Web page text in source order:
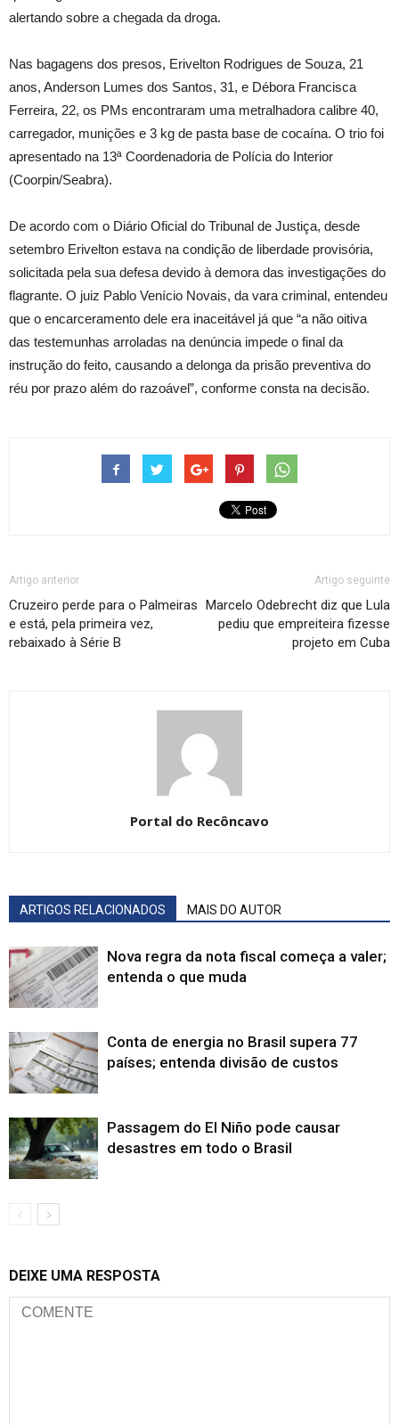
alertando sobre a chegada da droga.
Nas bagagens dos presos, Erivelton Rodrigues de Souza, 21
anos, Anderson Lumes dos Santos, 31, e Débora Francisca
Ferreira, 22, os PMs encontraram uma metralhadora calibre 40,
carregador, munições e 3 kg de pasta base de cocaína. O trio foi
apresentado na 13ª Coordenadoria de Polícia do Interior
(Coorpin/Seabra).
De acordo com o Diário Oficial do Tribunal de Justiça, desde
setembro Erivelton estava na condição de liberdade provisória,
solicitada pela sua defesa devido à demora das investigações do
flagrante. O juiz Pablo Venício Novais, da vara criminal, entendeu
que o encarceramento dele era inaceitável já que “a não oitiva
das testemunhas arroladas na denúncia impede o final da
instrução do feito, causando a delonga da prisão preventiva do
réu por prazo além do razoável”, conforme consta na decisão.
Artigo anterior
Cruzeiro perde para o Palmeiras
e está, pela primeira vez,
rebaixado à Série B
Artigo seguinte
Marcelo Odebrecht diz que Lula
pediu que empreiteira fizesse
projeto em Cuba
Portal do Recôncavo
ARTIGOS RELACIONADOS MAIS DO AUTOR
Nova regra da nota fiscal começa a valer;
entenda o que muda
Conta de energia no Brasil supera 77
países; entenda divisão de custos
Passagem do El Niño pode causar
desastres em todo o Brasil
DEIXE UMA RESPOSTA